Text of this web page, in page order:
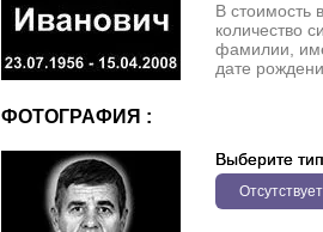
В стоимость
количество
фамилии,
дате
ФОТОГРАФИЯ :
Выберите тип
Отсутствует